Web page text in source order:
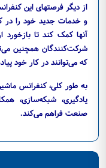
از دیگر فرصتهای این
و خدمات جدید خود را در
آنها کمک کند تا
شرکت‌کنندگان همچنین
که می‌توانند در کار خود
به طور کلی، کنفرانس
یادگیری، شبکه‌سازی،
صنعت فراهم می‌کند.